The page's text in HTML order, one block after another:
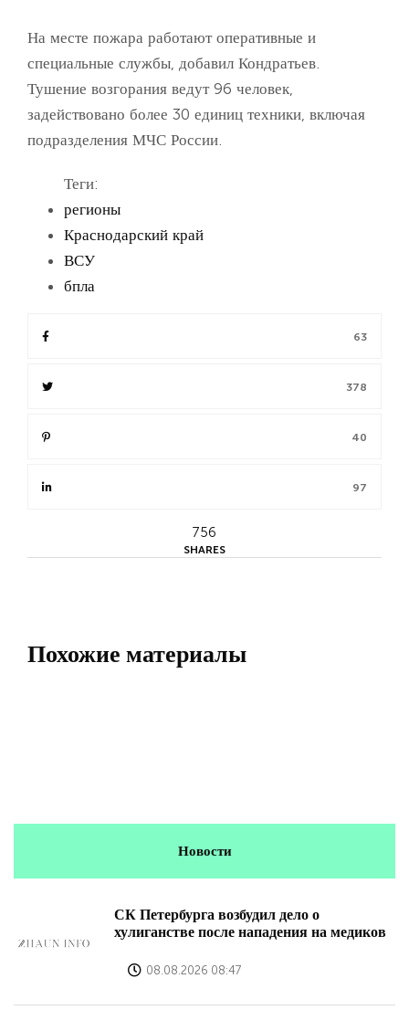
63
378
40
97
756
SHARES
На месте пожара работают оперативные и
специальные службы, добавил Кондратьев.
Тушение возгорания ведут 96 человек,
задействовано более 30 единиц техники, включая
подразделения МЧС России.
Теги:
регионы
Краснодарский край
ВСУ
бпла
Похожие материалы
Новости
СК Петербурга возбудил дело о
хулиганстве после нападения на медиков
08.08.2026 08:47